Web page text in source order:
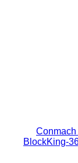
جديدة كتلة ماكينة Conmach
BlockKing-